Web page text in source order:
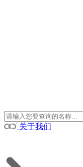
关于我们